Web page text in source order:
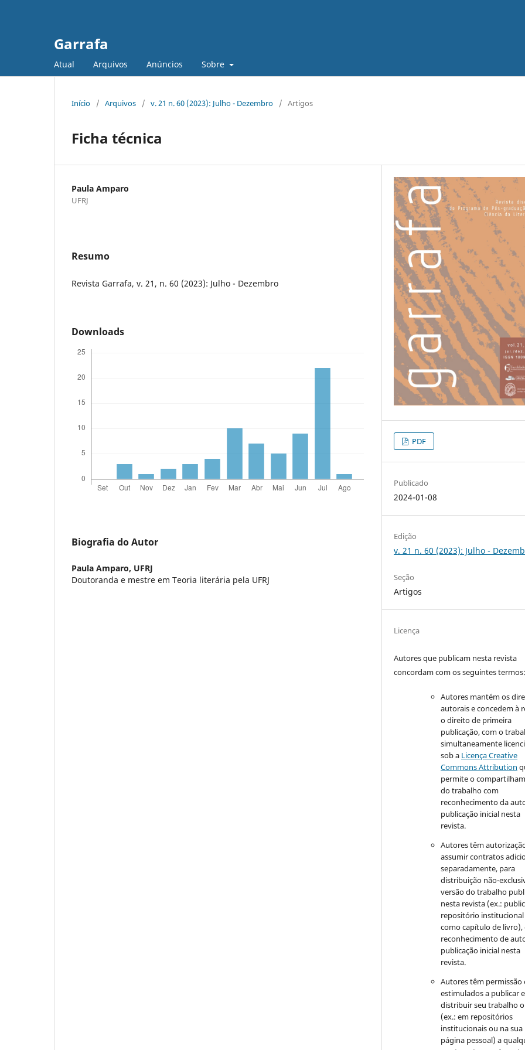
Garrafa
Atual Arquivos Anúncios Sobre
Início / Arquivos / v. 21 n. 60 (2023): Julho - Dezembro / Artigos
Ficha técnica
Paula Amparo
UFRJ
Resumo
Revista Garrafa, v. 21, n. 60 (2023): Julho - Dezembro
Downloads
Biografia do Autor
Paula Amparo, UFRJ
Doutoranda e mestre em Teoria literária pela UFRJ
PDF
Publicado
2024-01-08
Edição
v. 21 n. 60 (2023): Julho -
Seção
Artigos
Licença
Autores que publicam nesta revista
concordam com os seguintes termos:
Autores mantém os
autorais e concedem à
o direito de primeira
publicação, com o
simultaneamente
sob a Licença Creative
Commons Attribution
permite o
do trabalho com
reconhecimento da
publicação inicial nesta
revista.
Autores têm
assumir contratos
separadamente, para
distribuição não-
versão do trabalho
nesta revista (ex.:
repositório institucional
como capítulo de livro),
reconhecimento de
publicação inicial nesta
revista.
Autores têm permissão
estimulados a publicar e
distribuir seu trabalho
(ex.: em repositórios
institucionais ou na sua
página pessoal) a